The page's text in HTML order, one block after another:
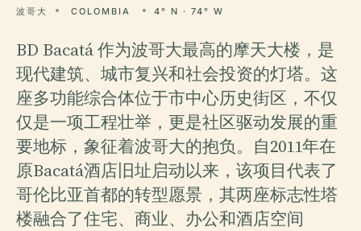
波哥大 COLOMBIA 4° N · 74° W
BD Bacatá 作为波哥大最高的摩天大楼，是
现代建筑、城市复兴和社会投资的灯塔。这
座多功能综合体位于市中心历史街区，不仅
仅是一项工程壮举，更是社区驱动发展的重
要地标，象征着波哥大的抱负。自2011年在
原Bacatá酒店旧址启动以来，该项目代表了
哥伦比亚首都的转型愿景，其两座标志性塔
楼融合了住宅、商业、办公和酒店空间